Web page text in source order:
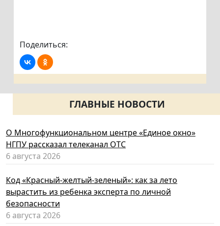
Поделиться:
ГЛАВНЫЕ НОВОСТИ
О Многофункциональном центре «Единое окно»
НГПУ рассказал телеканал ОТС
6 августа 2026
Код «Красный-желтый-зеленый»: как за лето
вырастить из ребенка эксперта по личной
безопасности
6 августа 2026